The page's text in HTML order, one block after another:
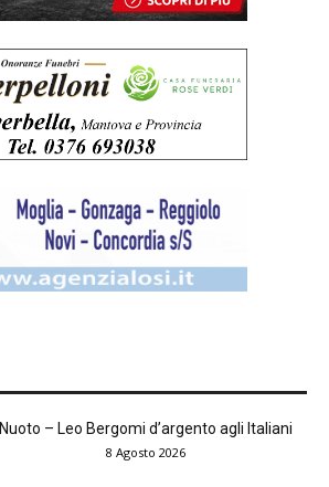
Nuoto – Leo Bergomi d’argento agli Italiani
8 Agosto 2026